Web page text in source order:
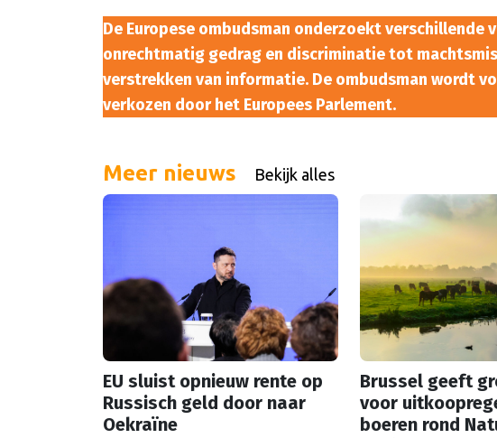
De Europese ombudsman onderzoekt verschillende
onrechtmatig gedrag en discriminatie tot
verstrekken van informatie. De ombudsman wordt
verkozen door het Europees Parlement.
Meer nieuws Bekijk alles
EU sluist opnieuw rente op
Russisch geld door naar
Oekraïne
Brussel geeft
voor
boeren rond